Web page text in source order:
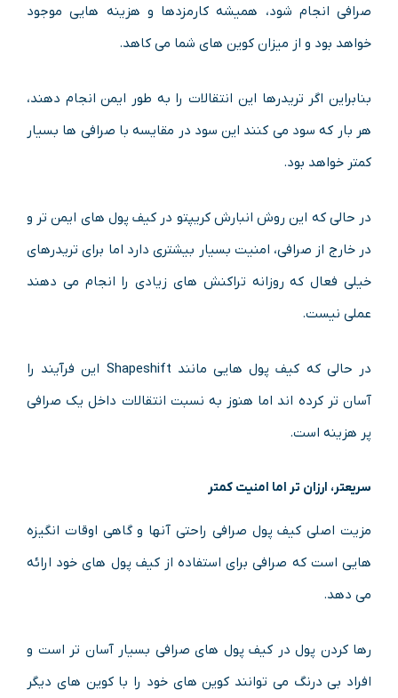
صرافی انجام شود، همیشه کارمزدها و هزینه هایی موجود
خواهد بود و از میزان کوین های شما می کاهد.
بنابراین اگر تریدرها این انتقالات را به طور ایمن انجام دهند،
هر بار که سود می کنند این سود در مقایسه با صرافی ها بسیار
کمتر خواهد بود.
در حالی که این روش انبارش کریپتو در کیف پول های ایمن تر و
در خارج از صرافی، امنیت بسیار بیشتری دارد اما برای تریدرهای
خیلی فعال که روزانه تراکنش های زیادی را انجام می دهند
عملی نیست.
در حالی که کیف پول هایی مانند Shapeshift این فرآیند را
آسان تر کرده اند اما هنوز به نسبت انتقالات داخل یک صرافی
پر هزینه است.
سریعتر، ارزان تر اما امنیت کمتر
مزیت اصلی کیف پول صرافی راحتی آنها و گاهی اوقات انگیزه
هایی است که صرافی برای استفاده از کیف پول های خود ارائه
می دهد.
رها کردن پول در کیف پول های صرافی بسیار آسان تر است و
افراد بی درنگ می توانند کوین های خود را با کوین های دیگر